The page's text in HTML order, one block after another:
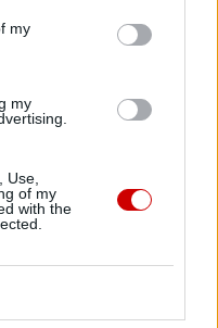
my
my
Use,
of my
with the